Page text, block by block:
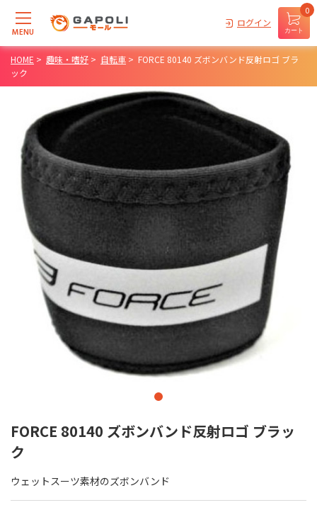
MENU
ログイン
カート
0
HOME > 趣味・嗜好 > 自転車 > FORCE 80140 ズボンバンド反射ロゴ ブラ
ック
FORCE 80140 ズボンバンド反射ロゴ ブラッ
ク
ウェットスーツ素材のズボンバンド